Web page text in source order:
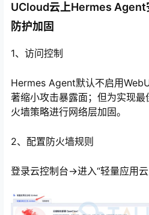
UCloud云上Hermes Agent
防护加固
1、访问控制
Hermes Agent默认不启用
著缩小攻击暴露面；但为实现
火墙策略进行网络层加固。
2、配置防火墙规则
登录云控制台→进入“轻量应用